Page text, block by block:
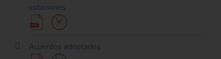
votaciones
Acuerdos adoptados